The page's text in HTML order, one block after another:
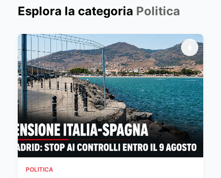
Esplora la categoria Politica
POLITICA